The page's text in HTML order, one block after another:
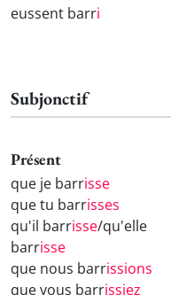
eussent barri
Subjonctif
Présent
que je barrisse
que tu barrisses
qu'il barrisse/qu'elle
barrisse
que nous barrissions
que vous barrissiez